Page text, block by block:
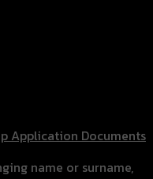
Application Documents
name or surname,